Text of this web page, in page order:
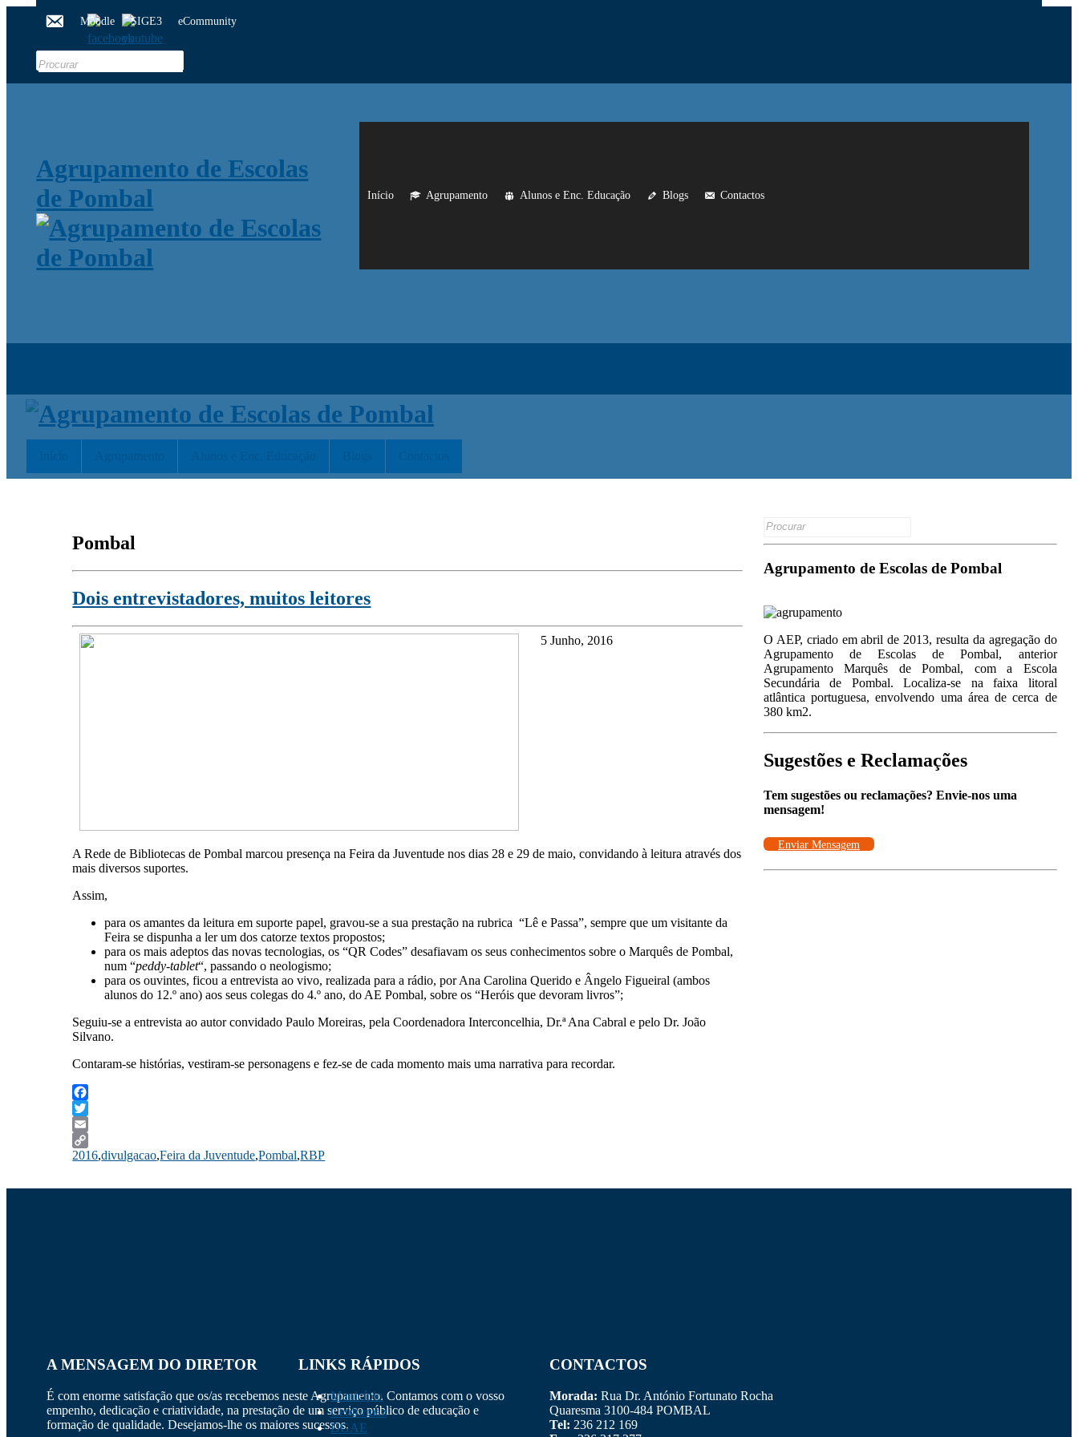
Moodle SIGE3 eCommunity
Search
for:
Agrupamento de Escolas
de Pombal
Início Agrupamento Alunos e Enc. Educação Blogs Contactos
Pombal
Dois entrevistadores, muitos leitores
5 Junho, 2016
A Rede de Bibliotecas de Pombal marcou presença na Feira da Juventude nos dias 28 e 29 de maio, convidando à leitura através dos
mais diversos suportes.
Assim,
para os amantes da leitura em suporte papel, gravou-se a sua prestação na rubrica “Lê e Passa”, sempre que um visitante da
Feira se dispunha a ler um dos catorze textos propostos;
para os mais adeptos das novas tecnologias, os “QR Codes” desafiavam os seus conhecimentos sobre o Marquês de Pombal,
num “peddy-tablet“, passando o neologismo;
para os ouvintes, ficou a entrevista ao vivo, realizada para a rádio, por Ana Carolina Querido e Ângelo Figueiral (ambos
alunos do 12.º ano) aos seus colegas do 4.º ano, do AE Pombal, sobre os “Heróis que devoram livros”;
Seguiu-se a entrevista ao autor convidado Paulo Moreiras, pela Coordenadora Interconcelhia, Dr.ª Ana Cabral e pelo Dr. João
Silvano.
Contaram-se histórias, vestiram-se personagens e fez-se de cada momento mais uma narrativa para recordar.
Facebook
Twitter
Email
Copy
2016,divulgacao,Feira da Juventude,Pombal,RBP
Search
Agrupamento de Escolas de Pombal
O AEP, criado em abril de 2013, resulta da agregação do
Agrupamento de Escolas de Pombal, anterior
Agrupamento Marquês de Pombal, com a Escola
Secundária de Pombal. Localiza-se na faixa litoral
atlântica portuguesa, envolvendo uma área de cerca de
380 km2.
Sugestões e Reclamações
Tem sugestões ou reclamações? Envie-nos uma
mensagem!
Enviar Mensagem
A MENSAGEM DO DIRETOR
É com enorme satisfação que os/as recebemos neste Agrupamento. Contamos com o vosso
empenho, dedicação e criatividade, na prestação de um serviço público de educação e
formação de qualidade. Desejamos-lhe os maiores sucessos.
LINKS RÁPIDOS
Município
Cenformaz
DGAE
CONTACTOS
Morada: Rua Dr. António Fortunato Rocha
Quaresma 3100-484 POMBAL
Tel: 236 212 169